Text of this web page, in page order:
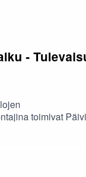
-
toimivat Päivi
Lehtonen
vaikuttaa
vinkkejä siihen,